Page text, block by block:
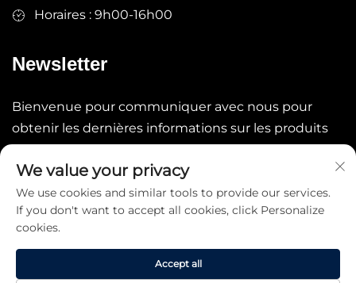
Horaires : 9h00-16h00
Newsletter
Bienvenue pour communiquer avec nous pour
obtenir les dernières informations sur les produits
We value your privacy
We use cookies and similar tools to provide our services.
If you don't want to accept all cookies, click Personalize
cookies.
Accept all